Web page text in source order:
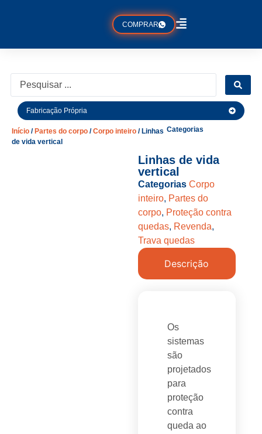
COMPRAR
Fabricação Própria
Início / Partes do corpo /Corpo inteiro / Linhas
de vida vertical
Categorias
Linhas de vida
vertical
Categorias Corpo
inteiro, Partes do
corpo, Proteção contra
quedas, Revenda,
Trava quedas
Descrição
Os
sistemas
são
projetados
para
proteção
contra
queda ao